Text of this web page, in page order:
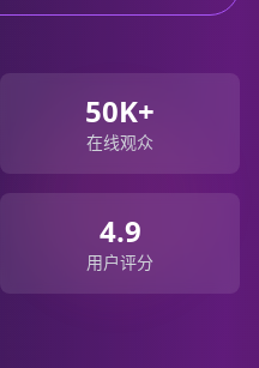
50K+
在线观众
4.9
用户评分